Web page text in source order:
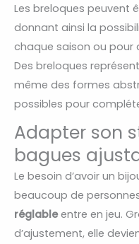
Les breloques peuvent
donnant ainsi la
chaque saison ou pour
Des breloques
même des formes
possibles pour
Adapter son
bagues
Le besoin d’avoir un
beaucoup de
réglableentre en jeu.
d’ajustement, elle